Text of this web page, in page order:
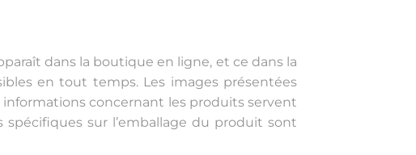
dans la boutique en ligne, et ce dans la
en tout temps. Les images présentées
informations concernant les produits servent
sur l’emballage du produit sont